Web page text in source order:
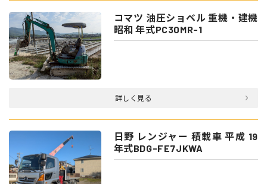
コマツ 油圧ショベル 重機・建機
昭和 年式PC30MR-1
詳しく見る
日野 レンジャー 積載車 平成 19
年式BDG-FE7JKWA